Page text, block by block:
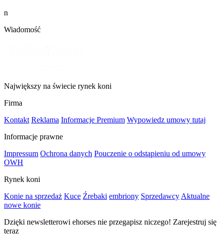
n
Wiadomość
Największy na świecie rynek koni
Firma
Kontakt Reklama Informacje Premium Wypowiedz umowy tutaj
Informacje prawne
Impressum Ochrona danych Pouczenie o odstąpieniu od umowy
OWH
Rynek koni
Konie na sprzedaż Kuce Źrebaki embriony Sprzedawcy Aktualne
nowe konie
Dzięki newsletterowi ehorses nie przegapisz niczego! Zarejestruj się
teraz